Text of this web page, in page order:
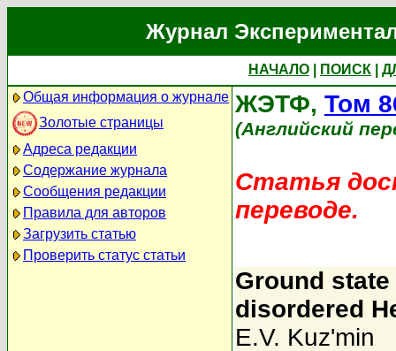
Журнал
НАЧАЛО ПОИСК
Общая информация о журнале
Золотые страницы
Адреса редакции
Содержание журнала
Сообщения редакции
Правила для авторов
Загрузить статью
Проверить статус статьи
ЖЭТФ, Том
(Английский
Статья
переводе.
Ground
disordered
E.V. Kuz'min